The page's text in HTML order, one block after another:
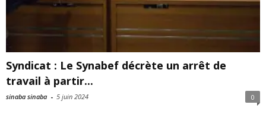
Syndicat : Le Synabef décrète un arrêt de
travail à partir...
sinaba sinaba - 5 juin 2024 0